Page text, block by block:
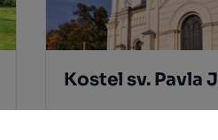
Kostel sv. Pavla